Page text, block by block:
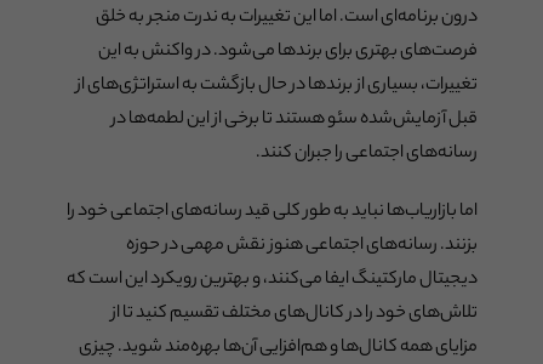
درون برنامه‌ای است. اما این تغییرات به ندرت منجر به خلق
فرصت‌های بهتری برای برندها می‌شود. در واکنش به این
تغییرات، بسیاری از برندها در حال بازگشت به استراتژی‌های از
قبل آزمایش‌شده سئو هستند تا برخی از این لطمه‌ها در
رسانه‌های اجتماعی را جبران کنند.
اما بازاریاب‌ها نباید به طور کلی قید رسانه‌های اجتماعی خود را
بزنند. رسانه‌های اجتماعی هنوز نقش مهمی در حوزه
دیجیتال مارکتینگ ایفا می‌کنند، و بهترین رویکرد این است که
تلاش‌های خود را در کانال‌های مختلف تقسیم کنید تا از
مزایای همه کانال‌ها و هم‌افزایی آن‌ها بهره‌مند شوید. چیزی